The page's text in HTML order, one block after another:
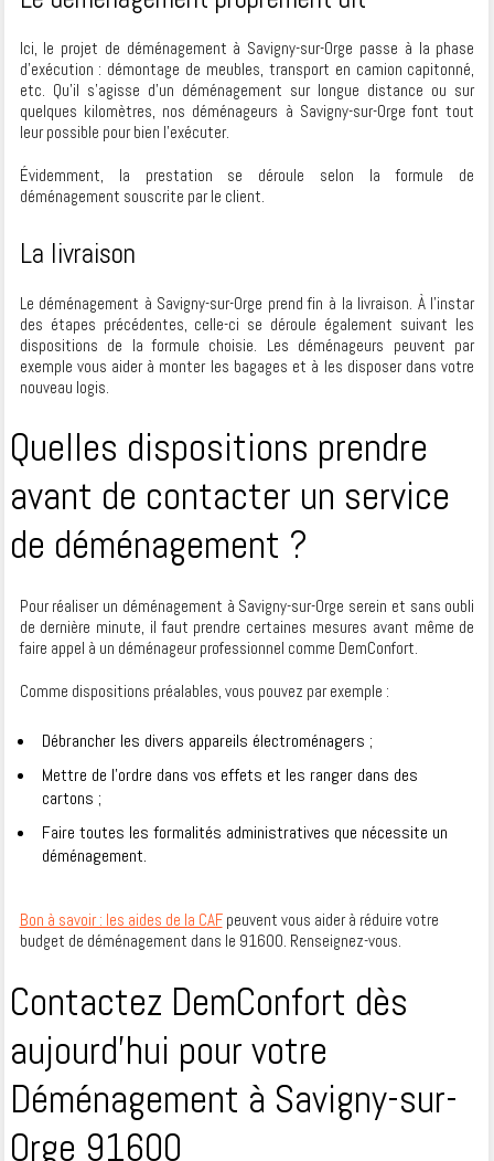
Ici, le projet de déménagement à Savigny-sur-Orge passe à la phase
d’exécution : démontage de meubles, transport en camion capitonné,
etc. Qu’il s’agisse d’un déménagement sur longue distance ou sur
quelques kilomètres, nos déménageurs à Savigny-sur-Orge font tout
leur possible pour bien l’exécuter.
Évidemment, la prestation se déroule selon la formule de
déménagement souscrite par le client.
La livraison
Le déménagement à Savigny-sur-Orge prend fin à la livraison. À l’instar
des étapes précédentes, celle-ci se déroule également suivant les
dispositions de la formule choisie. Les déménageurs peuvent par
exemple vous aider à monter les bagages et à les disposer dans votre
nouveau logis.
Quelles dispositions prendre
avant de contacter un service
de déménagement ?
Pour réaliser un déménagement à Savigny-sur-Orge serein et sans oubli
de dernière minute, il faut prendre certaines mesures avant même de
faire appel à un déménageur professionnel comme DemConfort.
Comme dispositions préalables, vous pouvez par exemple :
Débrancher les divers appareils électroménagers ;
Mettre de l’ordre dans vos effets et les ranger dans des
cartons ;
Faire toutes les formalités administratives que nécessite un
déménagement.
Bon à savoir : les aides de la CAFpeuvent vous aider à réduire votre
budget de déménagement dans le 91600. Renseignez-vous.
Contactez DemConfort dès
aujourd’hui pour votre
Déménagement à Savigny-sur-
Orge 91600